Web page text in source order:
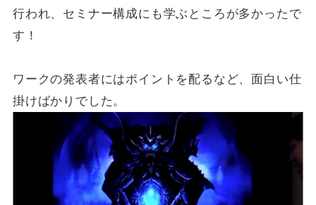
行われ、セミナー構成にも学ぶところが多かったで
す！
ワークの発表者にはポイントを配るなど、面白い仕
掛けばかりでした。